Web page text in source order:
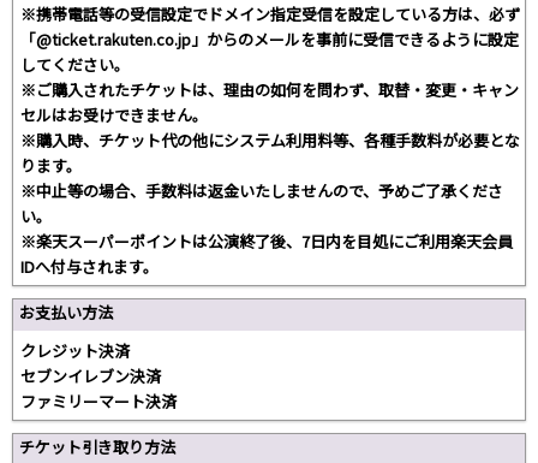
※携帯電話等の受信設定でドメイン指定受信を設定している方は、必ず
「@ticket.rakuten.co.jp」からのメールを事前に受信できるように設定
してください。
※ご購入されたチケットは、理由の如何を問わず、取替・変更・キャン
セルはお受けできません。
※購入時、チケット代の他にシステム利用料等、各種手数料が必要とな
ります。
※中止等の場合、手数料は返金いたしませんので、予めご了承くださ
い。
※楽天スーパーポイントは公演終了後、7日内を目処にご利用楽天会員
IDへ付与されます。
お支払い方法
クレジット決済
セブンイレブン決済
ファミリーマート決済
チケット引き取り方法